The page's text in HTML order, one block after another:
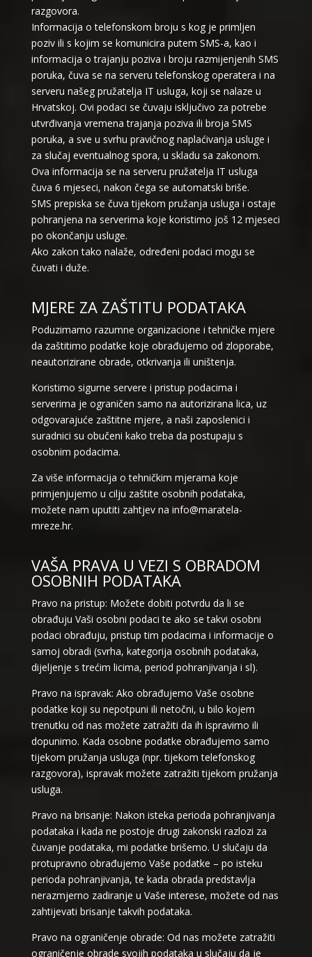
razgovora.
Informacija o telefonskom broju s kog je primljen
poziv ili s kojim se komunicira putem SMS-a, kao i
informacija o trajanju poziva i broju razmijenjenih SMS
poruka, čuva se na serveru telefonskog operatera i na
serveru našeg pružatelja IT usluga, koji se nalaze u
Hrvatskoj. Ovi podaci se čuvaju isključivo za potrebe
utvrđivanja vremena trajanja poziva ili broja SMS
poruka, a sve u svrhu pravičnog naplaćivanja usluge i
za slučaj eventualnog spora, u skladu sa zakonom.
Ova informacija se na serveru pružatelja IT usluga
čuva 6 mjeseci, nakon čega se automatski briše.
SMS prepiska se čuva tijekom pružanja usluga i ostaje
pohranjena na serverima koje koristimo još 12 mjeseci
po okončanju usluge.
Ako zakon tako nalaže, određeni podaci mogu se
čuvati i duže.
MJERE ZA ZAŠTITU PODATAKA
Poduzimamo razumne organizacione i tehničke mjere
da zaštitimo podatke koje obrađujemo od zloporabe,
neautorizirane obrade, otkrivanja ili uništenja.
Koristimo sigurne servere i pristup podacima i
serverima je ograničen samo na autorizirana lica, uz
odgovarajuće zaštitne mjere, a naši zaposlenici i
suradnici su obučeni kako treba da postupaju s
osobnim podacima.
Za više informacija o tehničkim mjerama koje
primjenjujemo u cilju zaštite osobnih podataka,
možete nam uputiti zahtjev na info@maratela-
mreze.hr.
VAŠA PRAVA U VEZI S OBRADOM
OSOBNIH PODATAKA
Pravo na pristup: Možete dobiti potvrdu da li se
obrađuju Vaši osobni podaci te ako se takvi osobni
podaci obrađuju, pristup tim podacima i informacije o
samoj obradi (svrha, kategorija osobnih podataka,
dijeljenje s trećim licima, period pohranjivanja i sl).
Pravo na ispravak: Ako obrađujemo Vaše osobne
podatke koji su nepotpuni ili netočni, u bilo kojem
trenutku od nas možete zatražiti da ih ispravimo ili
dopunimo. Kada osobne podatke obrađujemo samo
tijekom pružanja usluga (npr. tijekom telefonskog
razgovora), ispravak možete zatražiti tijekom pružanja
usluga.
Pravo na brisanje: Nakon isteka perioda pohranjivanja
podataka i kada ne postoje drugi zakonski razlozi za
čuvanje podataka, mi podatke brišemo. U slučaju da
protupravno obrađujemo Vaše podatke – po isteku
perioda pohranjivanja, te kada obrada predstavlja
nerazmjerno zadiranje u Vaše interese, možete od nas
zahtijevati brisanje takvih podataka.
Pravo na ograničenje obrade: Od nas možete zatražiti
ograničenje obrade svojih podataka u slučaju da je